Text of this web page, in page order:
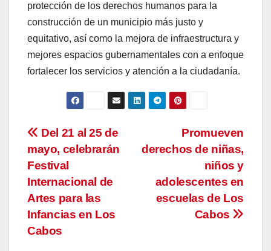
protección de los derechos humanos para la
construcción de un municipio más justo y
equitativo, así como la mejora de infraestructura y
mejores espacios gubernamentales con a enfoque
fortalecer los servicios y atención a la ciudadanía.
Navegación
de
entradas
Promueven
derechos de niñas,
niños y
adolescentes en
escuelas de Los
Cabos
Del 21 al 25 de
mayo, celebrarán
Festival
Internacional de
Artes para las
Infancias en Los
Cabos